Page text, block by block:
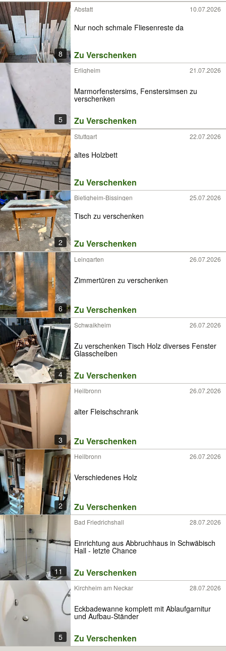
8
Abstatt 10.07.2026
Nur noch schmale Fliesenreste da
Zu Verschenken
5
Erligheim 21.07.2026
Marmorfenstersims, Fenstersimsen zu
verschenken
Zu Verschenken
Stuttgart 22.07.2026
altes Holzbett
Zu Verschenken
2
Bietigheim-Bissingen 25.07.2026
Tisch zu verschenken
Zu Verschenken
6
Leingarten 26.07.2026
Zimmertüren zu verschenken
Zu Verschenken
4
Schwaikheim 26.07.2026
Zu verschenken Tisch Holz diverses Fenster
Glasscheiben
Zu Verschenken
3
Heilbronn 26.07.2026
alter Fleischschrank
Zu Verschenken
2
Heilbronn 26.07.2026
Verschiedenes Holz
Zu Verschenken
11
Bad Friedrichshall 28.07.2026
Einrichtung aus Abbruchhaus in Schwäbisch
Hall - letzte Chance
Zu Verschenken
5
Kirchheim am Neckar 28.07.2026
Eckbadewanne komplett mit Ablaufgarnitur
und Aufbau-Ständer
Zu Verschenken